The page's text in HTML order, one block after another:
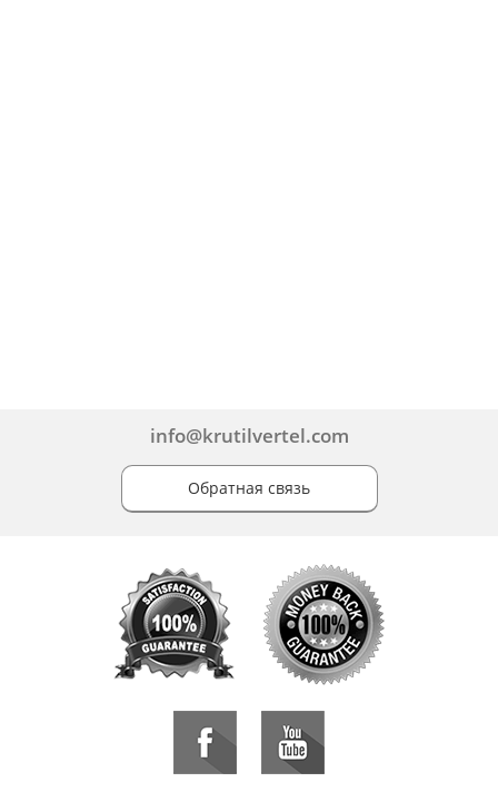
info@krutilvertel.com
Обратная связь